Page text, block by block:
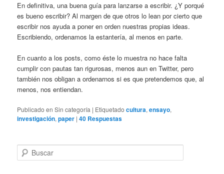
En definitiva, una buena guía para lanzarse a escribir. ¿Y porqué
es bueno escribir? Al margen de que otros lo lean por cierto que
escribir nos ayuda a poner en orden nuestras propias ideas.
Escribiendo, ordenamos la estantería, al menos en parte.
En cuanto a los posts, como éste lo muestra no hace falta
cumplir con pautas tan rigurosas, menos aun en Twitter, pero
también nos obligan a ordenarnos si es que pretendemos que, al
menos, nos entiendan.
Publicado en Sin categoría | Etiquetado cultura,ensayo,
investigación,paper |40 Respuestas
u